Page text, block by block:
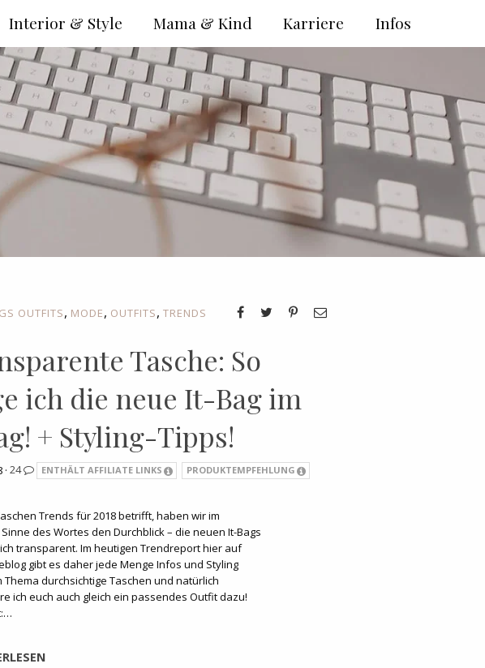
OUTFITS, MODE, OUTFITS, TRENDS
Tasche: So
ich die neue It-Bag im
+ Styling-Tipps!
24 ENTHÄLT AFFILIATE LINKS PRODUKTEMPFEHLUNG
Trends für 2018 betrifft, haben wir im
des Wortes den Durchblick – die neuen It-Bags
transparent. Im heutigen Trendreport hier auf
gibt es daher jede Menge Infos und Styling
Thema durchsichtige Taschen und natürlich
ich euch auch gleich ein passendes Outfit dazu!
Infos
Karriere
Mama & Kind
Interior & Style